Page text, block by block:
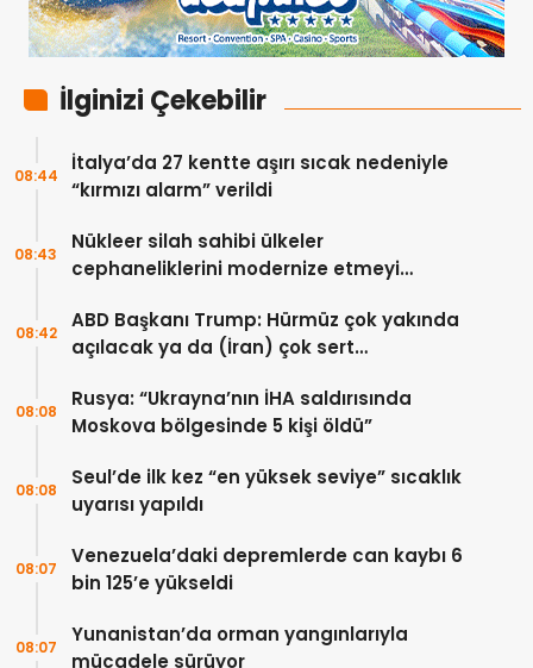
İlginizi Çekebilir
İtalya’da 27 kentte aşırı sıcak nedeniyle
“kırmızı alarm” verildi
08:44
Nükleer silah sahibi ülkeler
cephaneliklerini modernize etmeyi
08:43
ABD Başkanı Trump: Hürmüz çok yakında
açılacak ya da (İran) çok sert
08:42
Rusya: “Ukrayna’nın İHA saldırısında
Moskova bölgesinde 5 kişi öldü”
08:08
Seul’de ilk kez “en yüksek seviye” sıcaklık
uyarısı yapıldı
08:08
Venezuela’daki depremlerde can kaybı 6
bin 125’e yükseldi
08:07
Yunanistan’da orman yangınlarıyla
mücadele sürüyor
08:07